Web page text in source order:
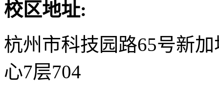
校区地址:
杭州市科技园路65号新
心7层704